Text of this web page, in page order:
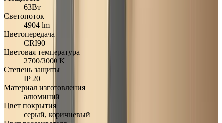
63Вт
Светопоток
4904 lm
Цветопередача
CRI90
Цветовая температура
2700/3000 К
Степень защиты
IP 20
Материал изготовления
алюминий
Цвет покрытия
серый, коричневый